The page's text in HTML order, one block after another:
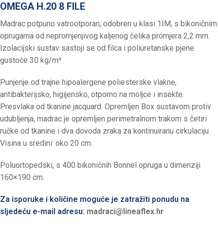
OMEGA H.20 8 FILE
Madrac potpuno vatrootporan, odobren u klasi 1IM, s bikoničnim
oprugama od nepromjenjivog kaljenog čelika promjera 2,2 mm.
Izolacijski sustav sastoji se od filca i poliuretanske pjene
gustoće 30 kg/m³.
Punjenje od trajne hipoalergene poliesterske vlakne,
antibakterijsko, higijensko, otporno na moljce i insekte.
Presvlaka od tkanine jacquard. Opremljen Box sustavom protiv
udubljenja, madrac je opremljen perimetralnom trakom s četiri
ručke od tkanine i dva dovoda zraka za kontinuiranu cirkulaciju.
Visina u sredini: oko 20 cm.
Poluortopedski, s 400 bikoničnih Bonnel opruga u dimenziji
160×190 cm.
Za isporuke i količine moguće je zatražiti ponudu na
sljedeću e-mail adresu: madraci@lineaflex.hr